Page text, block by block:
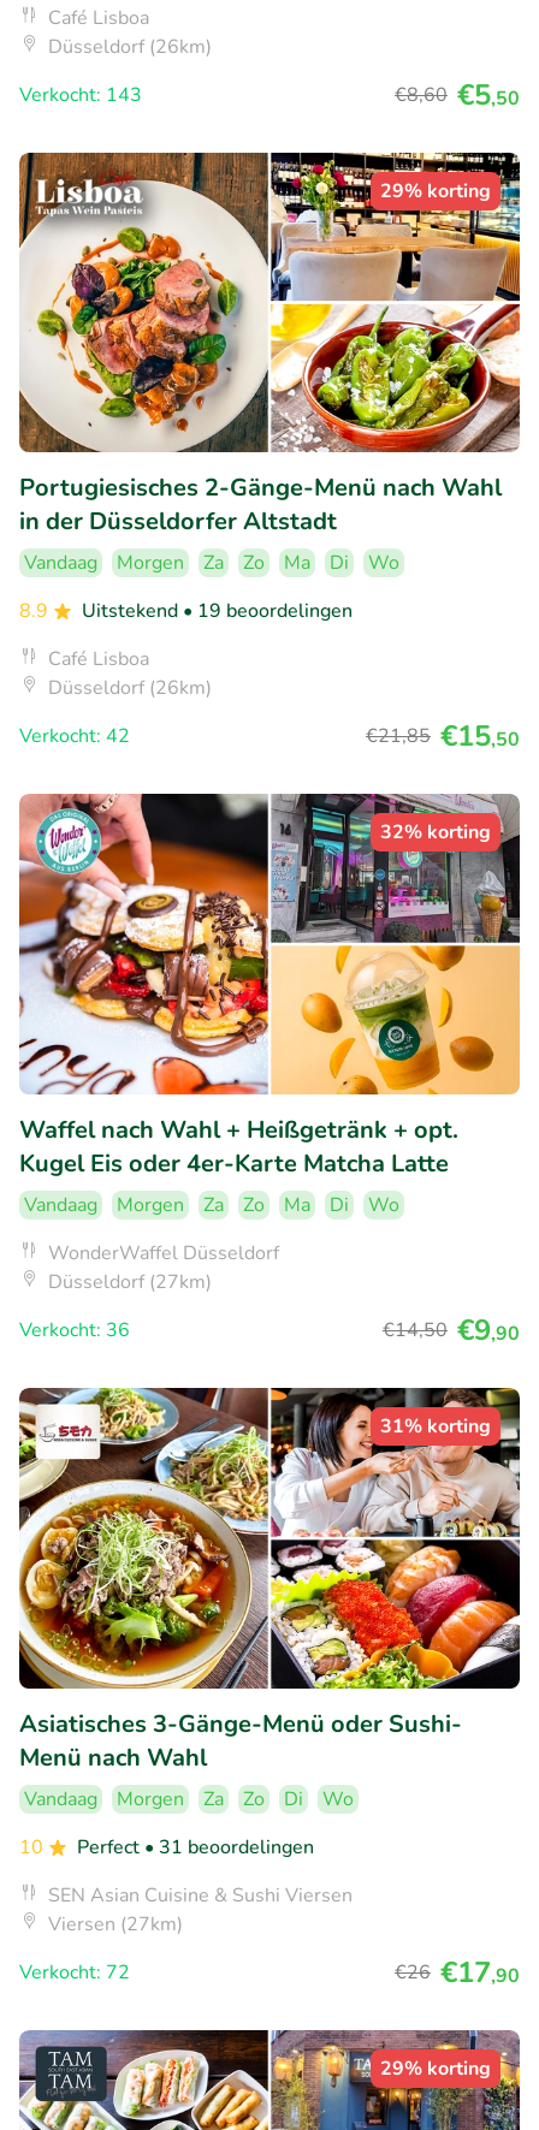
Café Lisboa
Düsseldorf (26km)
Verkocht: 143
€8,60 €5,50
29% korting
Portugiesisches 2-Gänge-Menü nach Wahl
in der Düsseldorfer Altstadt
Vandaag Morgen Za Zo Ma Di
Wo
8.9
Uitstekend • 19 beoordelingen
Café Lisboa
Düsseldorf (26km)
Verkocht: 42
€21,85 €15,50
32% korting
Waffel nach Wahl + Heißgetränk + opt.
Kugel Eis oder 4er-Karte Matcha Latte
Vandaag Morgen Za Zo Ma Di
Wo
WonderWaffel Düsseldorf
Düsseldorf (27km)
Verkocht: 36
€14,50 €9,90
31% korting
Asiatisches 3-Gänge-Menü oder Sushi-
Menü nach Wahl
Vandaag Morgen Za Zo Di
Wo
10
Perfect • 31 beoordelingen
SEN Asian Cuisine & Sushi Viersen
Viersen (27km)
Verkocht: 72
€26 €17,90
29% korting